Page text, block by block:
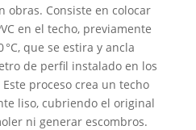
obras. Consiste en colocar
en el techo, previamente
que se estira y ancla
de perfil instalado en los
proceso crea un techo
liso, cubriendo el original
ni generar escombros.